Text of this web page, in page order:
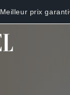
Meilleur prix garanti